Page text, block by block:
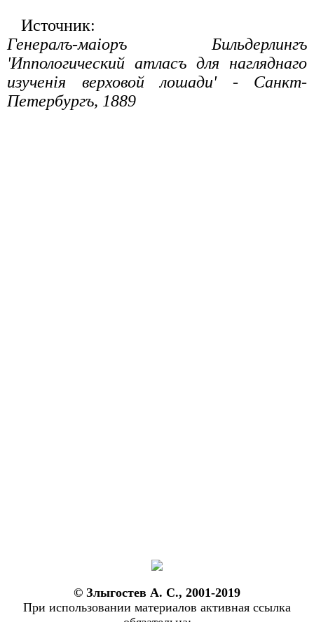
Источник:
Генералъ-маiоръ Бильдерлингъ
'Иппологический атласъ для нагляднаго
изученiя верховой лошади' - Санкт-
Петербургъ, 1889
© Злыгостев А. С., 2001-2019
При использовании материалов активная ссылка